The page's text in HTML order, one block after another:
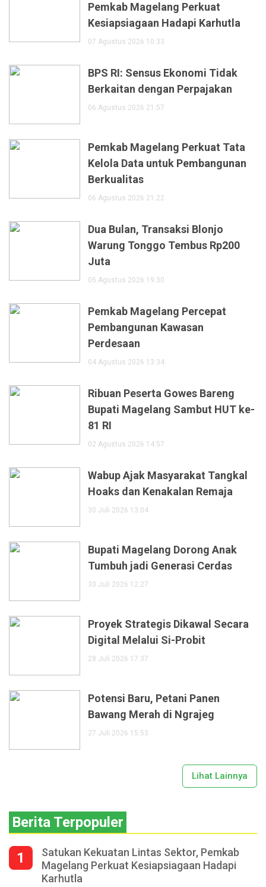
Pemkab Magelang Perkuat
Kesiapsiagaan Hadapi Karhutla
07 Agustus 2026 10:33
BPS RI: Sensus Ekonomi Tidak
Berkaitan dengan Perpajakan
06 Agustus 2026 21:57
Pemkab Magelang Perkuat Tata
Kelola Data untuk Pembangunan
Berkualitas
06 Agustus 2026 21:22
Dua Bulan, Transaksi Blonjo
Warung Tonggo Tembus Rp200
Juta
05 Agustus 2026 19:30
Pemkab Magelang Percepat
Pembangunan Kawasan
Perdesaan
04 Agustus 2026 13:34
Ribuan Peserta Gowes Bareng
Bupati Magelang Sambut HUT ke-
81 RI
02 Agustus 2026 14:57
Wabup Ajak Masyarakat Tangkal
Hoaks dan Kenakalan Remaja
30 Juli 2026 13:04
Bupati Magelang Dorong Anak
Tumbuh jadi Generasi Cerdas
30 Juli 2026 12:27
Proyek Strategis Dikawal Secara
Digital Melalui Si-Probit
28 Juli 2026 17:37
Potensi Baru, Petani Panen
Bawang Merah di Ngrajeg
27 Juli 2026 15:53
Lihat Lainnya
Berita Terpopuler
1
Satukan Kekuatan Lintas Sektor, Pemkab
Magelang Perkuat Kesiapsiagaan Hadapi
Karhutla